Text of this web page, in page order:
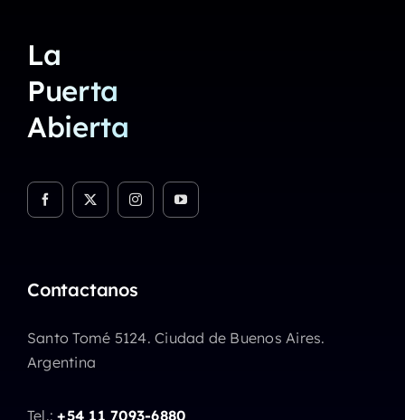
La
Puerta
Abierta
Contactanos
Santo Tomé 5124. Ciudad de Buenos Aires.
Argentina
Tel.:+54 11 7093-6880